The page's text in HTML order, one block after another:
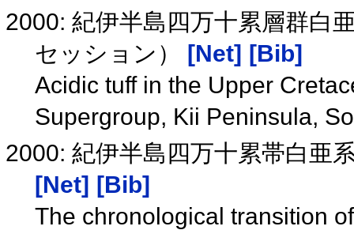
2000: 紀伊半島四万十累層群白
セッション） [Net] [Bib]
Acidic tuff in the Upper
Supergroup, Kii Peninsula,
2000: 紀伊半島四万十累帯白亜
[Net] [Bib]
The chronological transition